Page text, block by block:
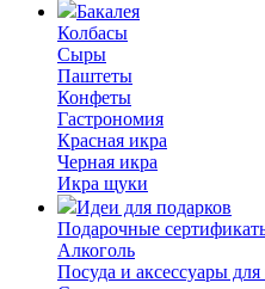
Бакалея
Колбасы
Сыры
Паштеты
Конфеты
Гастрономия
Красная икра
Черная икра
Икра щуки
Идеи для подарков
Подарочные
Алкоголь
Посуда и аксессуары для